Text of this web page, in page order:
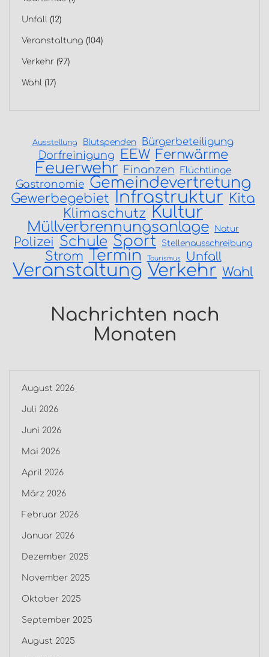
Unfall (12)
Veranstaltung (104)
Verkehr (97)
Wahl (17)
Ausstellung Blutspenden Bürgerbeteiligung
Dorfreinigung EEW Fernwärme
Feuerwehr Finanzen Flüchtlinge
Gastronomie Gemeindevertretung
Gewerbegebiet Infrastruktur Kita
Klimaschutz Kultur
Müllverbrennungsanlage Natur
Polizei Schule Sport Stellenausschreibung
Strom Termin Tourismus Unfall
Veranstaltung Verkehr Wahl
Nachrichten nach
Monaten
August 2026
Juli 2026
Juni 2026
Mai 2026
April 2026
März 2026
Februar 2026
Januar 2026
Dezember 2025
November 2025
Oktober 2025
September 2025
August 2025